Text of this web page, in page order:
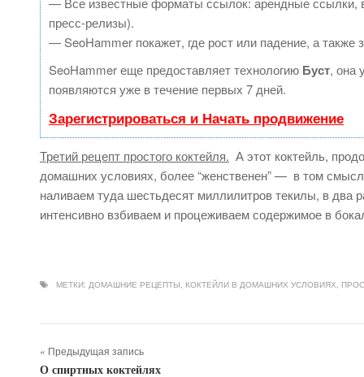
пресс-релизы).
— SeoHammer покажет, где рост или падение, а также
SeoHammer еще предоставляет технологию Буст, она
появляются уже в течение первых 7 дней.
Зарегистрироваться и Начать продвижение
Третий рецепт простого коктейля. А этот коктейль,
домашних условиях, более “женственен” — в том
наливаем туда шестьдесят миллилитров текилы, в два
интенсивно взбиваем и процеживаем содержимое в
МЕТКИ: ДОМАШНИЕ РЕЦЕПТЫ, КОКТЕЙЛИ В ДОМАШНИХ УСЛОВИЯХ,
« Предыдущая запись
О спиртных коктейлях